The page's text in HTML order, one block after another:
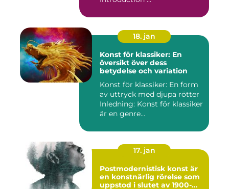
18. jan
Konst för klassiker: En
översikt över dess
betydelse och variation
Konst för klassiker: En form
av uttryck med djupa rötter
Inledning: Konst för klassiker
är en genre...
17. jan
Postmodernistisk konst är
en konstnärlig rörelse som
uppstod i slutet av 1900-